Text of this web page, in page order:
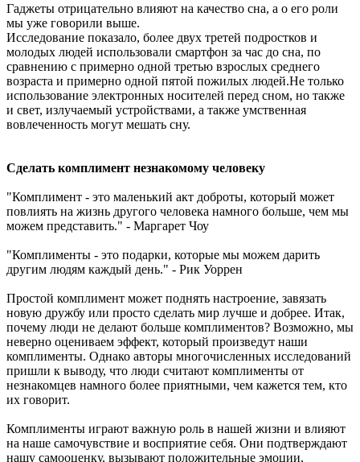
Гаджеты отрицательно влияют на качество сна, а о его роли
мы уже говорили выше.
Исследование показало, более двух третей подростков и
молодых людей использовали смартфон за час до сна, по
сравнению с примерно одной третью взрослых среднего
возраста и примерно одной пятой пожилых людей.Не только
использование электронных носителей перед сном, но также
и свет, излучаемый устройствами, а также умственная
вовлеченность могут мешать сну.
Сделать комплимент незнакомому человеку
"Комплимент - это маленький акт доброты, который может
повлиять на жизнь другого человека намного больше, чем мы
можем представить." - Маргарет Чоу
"Комплименты - это подарки, которые мы можем дарить
другим людям каждый день." - Рик Уоррен
Простой комплимент может поднять настроение, завязать
новую дружбу или просто сделать мир лучше и добрее. Итак,
почему люди не делают больше комплиментов? Возможно, мы
неверно оцениваем эффект, который произведут наши
комплименты. Однако авторы многочисленных исследований
пришли к выводу, что люди считают комплименты от
незнакомцев намного более приятными, чем кажется тем, кто
их говорит.
Комплименты играют важную роль в нашей жизни и влияют
на наше самочувствие и восприятие себя. Они подтверждают
нашу самооценку, вызывают положительные эмоции,